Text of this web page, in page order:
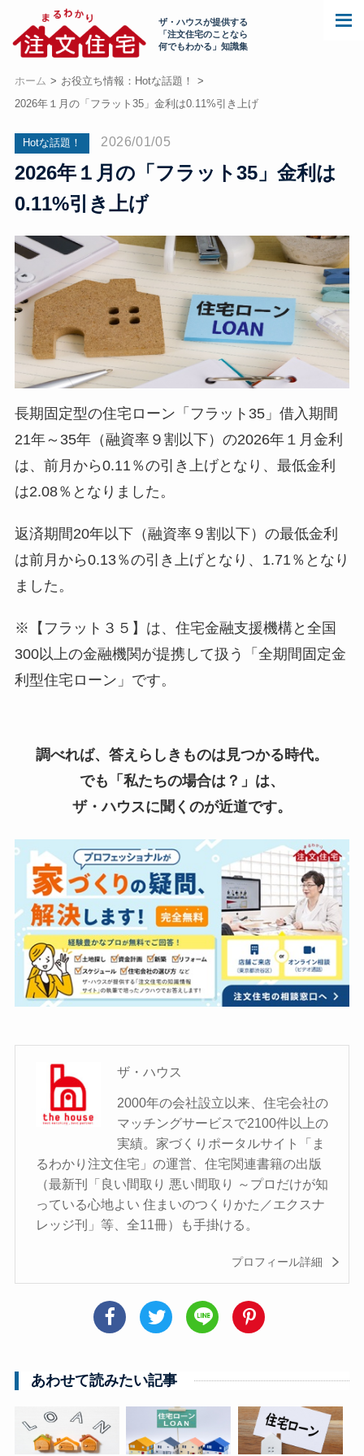
ザ・ハウスが提供する
「注文住宅のことなら
何でもわかる」知識集
ホーム
お役立ち情報：Hotな話題！
2026年１月の「フラット35」金利は0.11%引き上げ
Hotな話題！ 2026/01/05
2026年１月の「フラット35」金利は
0.11%引き上げ
長期固定型の住宅ローン「フラット35」借入期間
21年～35年（融資率９割以下）の2026年１月金利
は、前月から0.11％の引き上げとなり、最低金利
は2.08％となりました。
返済期間20年以下（融資率９割以下）の最低金利
は前月から0.13％の引き上げとなり、1.71％となり
ました。
※【フラット３５】は、住宅金融支援機構と全国
300以上の金融機関が提携して扱う「全期間固定金
利型住宅ローン」です。
調べれば、答えらしきものは見つかる時代。
でも「私たちの場合は？」は、
ザ・ハウスに聞くのが近道です。
ザ・ハウス
2000年の会社設立以来、住宅会社の
マッチングサービスで2100件以上の
実績。家づくりポータルサイト「ま
るわかり注文住宅」の運営、住宅関連書籍の出版
（最新刊「良い間取り 悪い間取り ～プロだけが知
っている心地よい 住まいのつくりかた／エクスナ
レッジ刊」等、全11冊）も手掛ける。
プロフィール詳細
あわせて読みたい記事